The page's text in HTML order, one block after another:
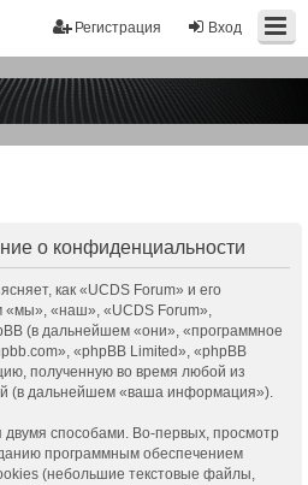
Вход
Регистрация
о конфиденциальности
как «UCDS Forum» и его
«наш», «UCDS Forum»,
(в дальнейшем «они», «программное
«phpBB Limited», «phpBB
полученную во время любой из
(в дальнейшем «ваша информация»).
способами. Во-первых, просмотр
программным обеспечением
(небольшие текстовые файлы,